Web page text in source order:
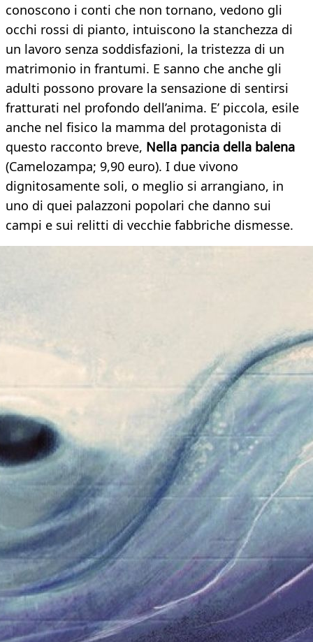
conoscono i conti che non tornano, vedono gli
occhi rossi di pianto, intuiscono la stanchezza di
un lavoro senza soddisfazioni, la tristezza di un
matrimonio in frantumi. E sanno che anche gli
adulti possono provare la sensazione di sentirsi
fratturati nel profondo dell’anima. E’ piccola, esile
anche nel fisico la mamma del protagonista di
questo racconto breve, Nella pancia della balena
(Camelozampa; 9,90 euro). I due vivono
dignitosamente soli, o meglio si arrangiano, in
uno di quei palazzoni popolari che danno sui
campi e sui relitti di vecchie fabbriche dismesse.